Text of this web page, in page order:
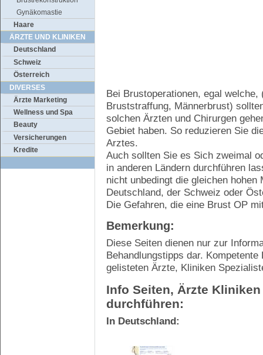
Gynäkomastie
Haare
ÄRZTE UND KLINIKEN
Deutschland
Schweiz
Österreich
DIVERSES
Ärzte Marketing
Wellness und Spa
Beauty
Versicherungen
Kredite
Bei Brustoperationen, egal
Bruststraffung, Männerbrust)
solchen Ärzten und Chirurgen
Gebiet haben. So reduzieren Sie
Arztes.
Auch sollten Sie es Sich zweimal
in anderen Ländern durchführen
nicht unbedingt die gleichen
Deutschland, der Schweiz oder
Die Gefahren, die eine Brust OP
Bemerkung:
Diese Seiten dienen nur zur
Behandlungstipps dar.
gelisteten Ärzte, Kliniken
Info Seiten, Ärzte
durchführen:
In Deutschland: